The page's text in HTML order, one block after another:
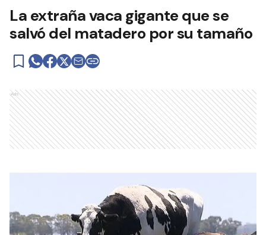
La extraña vaca gigante que se
salvó del matadero por su tamaño
Ads